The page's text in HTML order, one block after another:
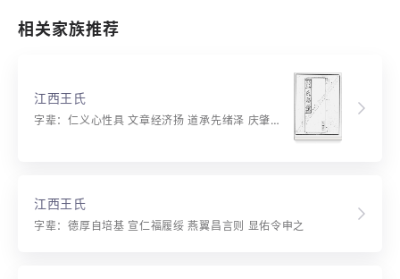
相关家族推荐
江西王氏
字辈：仁义心性具 文章经济扬 道承先绪泽 庆肇后时昌 宝善恒为福 存宽自有芳 遐思敦孝友 良训振纲常
江西王氏
字辈：德厚自培基 宣仁福履绥 燕翼昌言则 显佑令申之